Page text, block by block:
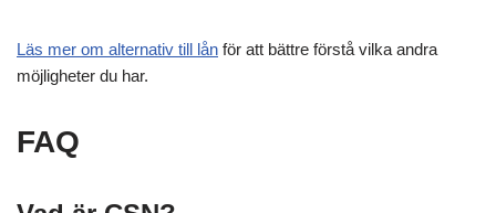
Läs mer om alternativ till lån för att bättre förstå vilka andra
möjligheter du har.
FAQ